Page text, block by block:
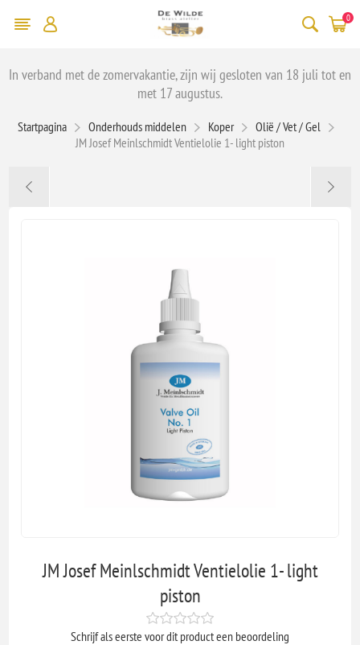
0
In verband met de zomervakantie, zijn wij gesloten van 18 juli tot en
met 17 augustus.
Startpagina Onderhouds middelen Koper
Olië / Vet / Gel
JM Josef Meinlschmidt Ventielolie 1- light piston
JM Josef Meinlschmidt Ventielolie 1- light
piston
Schrijf als eerste voor dit product een beoordeling